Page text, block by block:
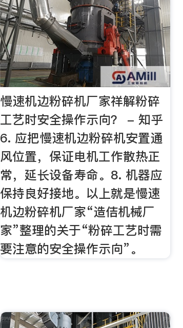
慢速机边粉碎机厂家祥解粉碎
工艺时安全操作示向？ - 知乎
6. 应把慢速机边粉碎机安置通
风位置，保证电机工作散热正
常，延长设备寿命。8. 机器应
保持良好接地。以上就是慢速
机边粉碎机厂家“造佶机械厂
家”整理的关于“粉碎工艺时需
要注意的安全操作示向”。